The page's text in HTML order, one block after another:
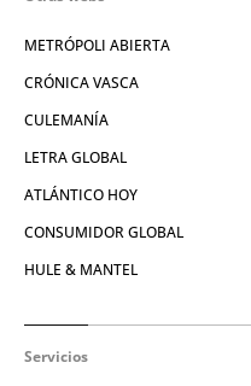
METRÓPOLI ABIERTA
CRÓNICA VASCA
CULEMANÍA
LETRA GLOBAL
ATLÁNTICO HOY
CONSUMIDOR GLOBAL
HULE & MANTEL
Servicios